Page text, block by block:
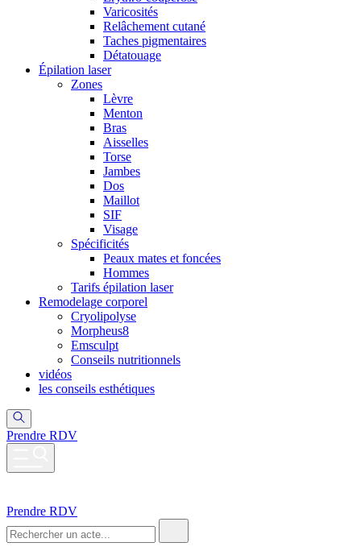
Varicosités
Relâchement cutané
Taches pigmentaires
Détatouage
Épilation laser
Zones
Lèvre
Menton
Bras
Aisselles
Torse
Jambes
Dos
Maillot
SIF
Visage
Spécificités
Peaux mates et foncées
Hommes
Tarifs épilation laser
Remodelage corporel
Cryolipolyse
Morpheus8
Emsculpt
Conseils nutritionnels
vidéos
les conseils esthétiques
Prendre RDV
Prendre RDV